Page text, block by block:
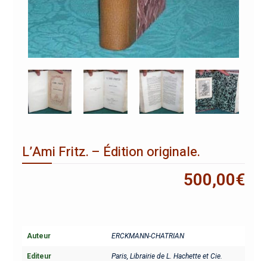
L’Ami Fritz. – Édition originale.
500,00€
Auteur ERCKMANN-CHATRIAN
Editeur Paris, Librairie de L. Hachette et Cie.